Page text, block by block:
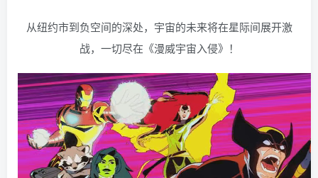
从纽约市到负空间的深处，宇宙的未来将在星际间展开激
战，一切尽在《漫威宇宙入侵》！